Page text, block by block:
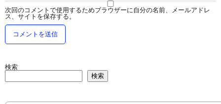
次回のコメントで使用するためブラウザーに自分の名前、メールアドレ
ス、サイトを保存する。
検索
検索